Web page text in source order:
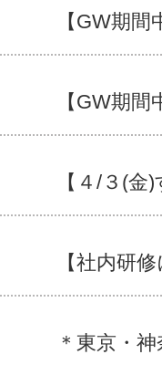
【GW期
【GW期
【４/３(金
【社内研
＊東京・